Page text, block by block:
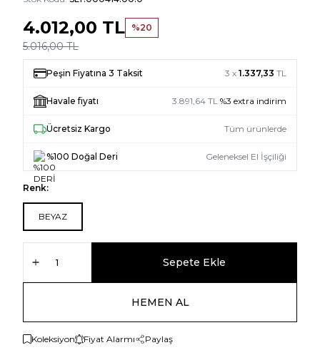
5.016,00TL
4.012,00 TL %20
Peşin Fiyatına 3 Taksit 3 x 1.337,33 TL
Havale fiyatı 3.891,64 TL %3 extra indirim
Ücretsiz Kargo Tüm ürünlerde
%100 Doğal Deri Geleneksel El İşçiliği
Renk:
BEYAZ
Sepete Ekle
HEMEN AL
Koleksiyon Fiyat Alarmı Paylaş